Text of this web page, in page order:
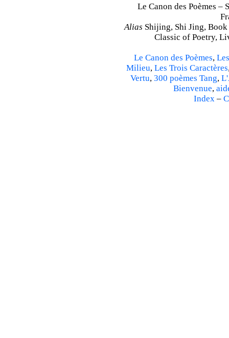
Le Canon des Poèmes
Alias Shijing, Shi Jing,
Classic of Poetry,
Le Canon des Poèmes,
Milieu, Les Trois Caractères
Vertu, 300 poèmes Tang,
Bienvenue,
Index–